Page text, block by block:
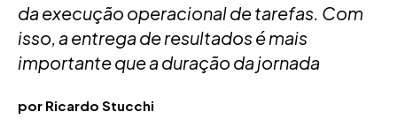
da execução operacional de tarefas. Com
isso, a entrega de resultados é mais
importante que a duração da jornada
por Ricardo Stucchi